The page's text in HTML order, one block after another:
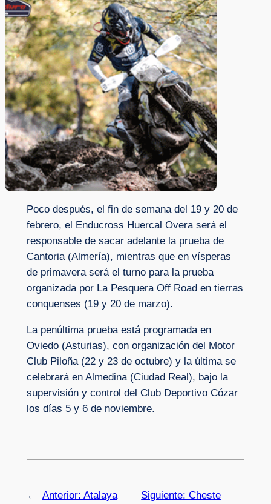
Poco después, el fin de semana del 19 y 20 de
febrero, el Enducross Huercal Overa será el
responsable de sacar adelante la prueba de
Cantoria (Almería), mientras que en vísperas
de primavera será el turno para la prueba
organizada por La Pesquera Off Road en tierras
conquenses (19 y 20 de marzo).
La penúltima prueba está programada en
Oviedo (Asturias), con organización del Motor
Club Piloña (22 y 23 de octubre) y la última se
celebrará en Almedina (Ciudad Real), bajo la
supervisión y control del Club Deportivo Cózar
los días 5 y 6 de noviembre.
← Anterior: Atalaya
Siguiente:Cheste